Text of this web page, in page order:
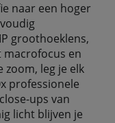
naar een hoger
groothoeklens,
macrofocus en
zoom, leg je elk
professionele
ups van
licht blijven je